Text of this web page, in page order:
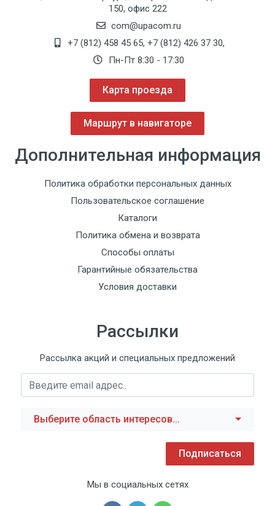
150, офис 222
com@upacom.ru
+7 (812) 458 45 65, +7 (812) 426 37 30,
Пн-Пт 8:30 - 17:30
Карта проезда
Маршрут в навигаторе
Дополнительная информация
Политика обработки персональных данных
Пользовательское соглашение
Каталоги
Политика обмена и возврата
Способы оплаты
Гарантийные обязательства
Условия доставки
Рассылки
Рассылка акций и специальных предложений
Выберите область интересов...
Подписаться
Мы в социальных сетях